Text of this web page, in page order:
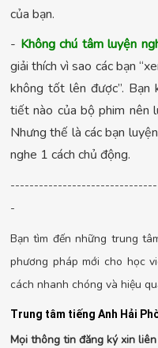
của bạn.
- Không chú tâm luyện
giải thích vì sao các bạn
không tốt lên được”.
tiết nào của bộ phim nên
Nhưng thế là các bạn
nghe 1 cách chủ động.
-
Bạn tìm đến những trung
phương pháp mới cho học
cách nhanh chóng và hiệu
Trung tâm tiếng Anh Hải
Mọi thông tin đăng ký xin